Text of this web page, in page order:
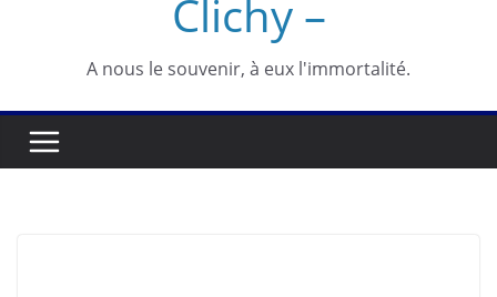
Clichy –
A nous le souvenir, à eux l'immortalité.